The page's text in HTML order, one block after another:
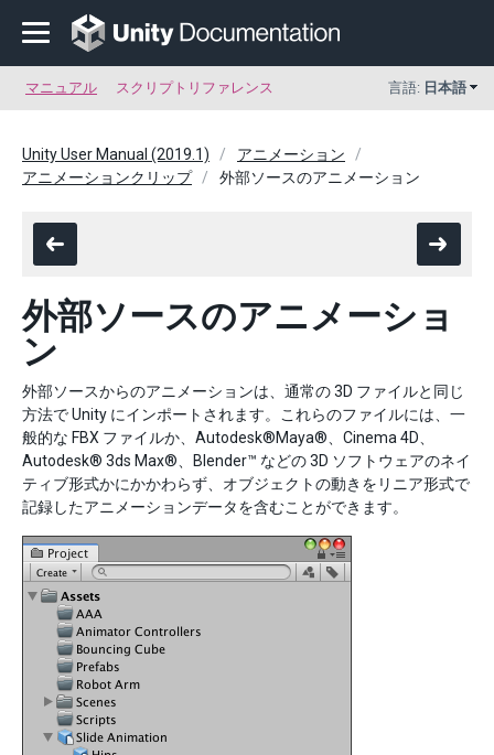
マニュアル スクリプトリファレンス 言語: 日本語
Unity User Manual (2019.1)
アニメーション
アニメーションクリップ
外部ソースのアニメーション
外部ソースのアニメーショ
ン
外部ソースからのアニメーションは、通常の 3D ファイルと同じ
方法で Unity にインポートされます。これらのファイルには、一
般的な FBX ファイルか、Autodesk®Maya®、Cinema 4D、
Autodesk® 3ds Max®、Blender™ などの 3D ソフトウェアのネイ
ティブ形式かにかかわらず、オブジェクトの動きをリニア形式で
記録したアニメーションデータを含むことができます。